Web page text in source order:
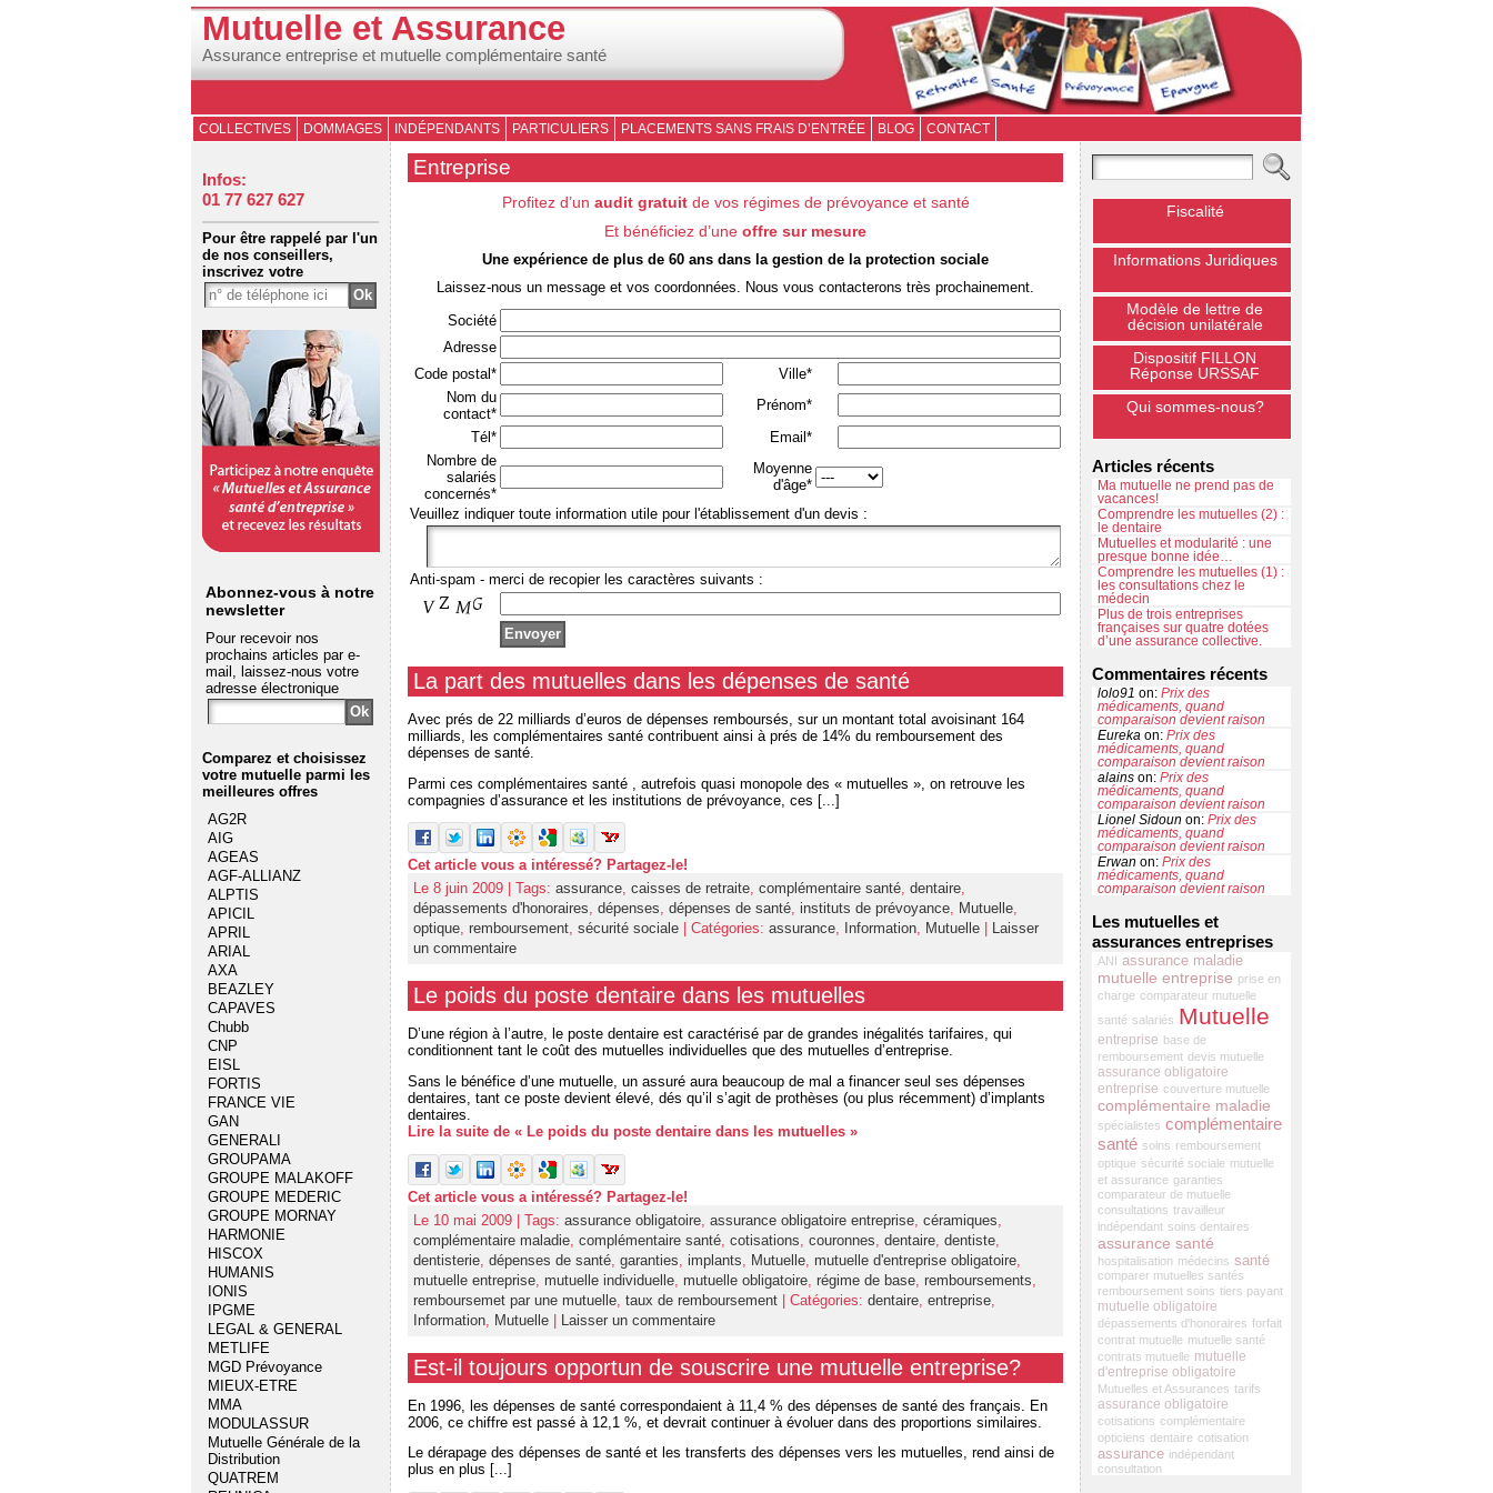
Mutuelle et Assurance
Assurance entreprise et mutuelle complémentaire santé
COLLECTIVES DOMMAGES INDÉPENDANTS PARTICULIERS PLACEMENTS SANS FRAIS D’ENTRÉE BLOG CONTACT
Infos:
01 77 627 627
Pour être rappelé par l'un
de nos conseillers,
inscrivez votre
Abonnez-vous à notre
newsletter
Pour recevoir nos
prochains articles par e-
mail, laissez-nous votre
adresse électronique
Comparez et choisissez
votre mutuelle parmi les
meilleures offres
AG2R
AIG
AGEAS
AGF-ALLIANZ
ALPTIS
APICIL
APRIL
ARIAL
AXA
BEAZLEY
CAPAVES
Chubb
CNP
EISL
FORTIS
FRANCE VIE
GAN
GENERALI
GROUPAMA
GROUPE MALAKOFF
GROUPE MEDERIC
GROUPE MORNAY
HARMONIE
HISCOX
HUMANIS
IONIS
IPGME
LEGAL & GENERAL
METLIFE
MGD Prévoyance
MIEUX-ETRE
MMA
MODULASSUR
Mutuelle Générale de la
Distribution
QUATREM
Entreprise
Profitez d’un audit gratuitde vos régimes de prévoyance et santé
Et bénéficiez d’une offre sur mesure
Une expérience de plus de 60 ans dans la gestion de la protection sociale
Laissez-nous un message et vos coordonnées. Nous vous contacterons très prochainement.
Société
Adresse
Code postal*
Ville*
Nom du
contact*
Prénom*
Tél*
Email*
Nombre de
salariés
concernés*
Moyenne
d'âge*
Veuillez indiquer toute information utile pour l'établissement d'un devis :
Anti-spam - merci de recopier les caractères suivants :
La part des mutuelles dans les dépenses de santé
Avec prés de 22 milliards d’euros de dépenses remboursés, sur un montant total avoisinant 164
milliards, les complémentaires santé contribuent ainsi à prés de 14% du remboursement des
dépenses de santé.
Parmi ces complémentaires santé , autrefois quasi monopole des « mutuelles », on retrouve les
compagnies d’assurance et les institutions de prévoyance, ces [...]
Cet article vous a intéressé? Partagez-le!
Le 8 juin 2009 | Tags: assurance, caisses de retraite, complémentaire santé, dentaire,
dépassements d'honoraires, dépenses, dépenses de santé, instituts de prévoyance, Mutuelle,
optique, remboursement, sécurité sociale | Catégories: assurance, Information, Mutuelle
Laisser
un commentaire
Le poids du poste dentaire dans les mutuelles
D’une région à l’autre, le poste dentaire est caractérisé par de grandes inégalités tarifaires, qui
conditionnent tant le coût des mutuelles individuelles que des mutuelles d’entreprise.
Sans le bénéfice d’une mutuelle, un assuré aura beaucoup de mal a financer seul ses dépenses
dentaires, tant ce poste devient élevé, dés qu’il s’agit de prothèses (ou plus récemment) d’implants
dentaires.
Lire la suite de « Le poids du poste dentaire dans les mutuelles »
Cet article vous a intéressé? Partagez-le!
Le 10 mai 2009 | Tags: assurance obligatoire assurance obligatoire entreprise céramiques
complémentaire maladie complémentaire santé cotisations couronnes dentaire dentiste
dentisterie dépenses de santé garanties implants Mutuelle mutuelle d'entreprise obligatoire
mutuelle entreprise mutuelle individuelle mutuelle obligatoire régime de base remboursements
remboursemet par une mutuelle taux de remboursement | Catégories: dentaire entreprise
Information
Mutuelle Laisser un commentaire
Est-il toujours opportun de souscrire une mutuelle entreprise?
En 1996, les dépenses de santé correspondaient à 11,4 % des dépenses de santé des français. En
2006, ce chiffre est passé à 12,1 %, et devrait continuer à évoluer dans des proportions similaires.
Le dérapage des dépenses de santé et les transferts des dépenses vers les mutuelles, rend ainsi de
plus en plus [...]
Fiscalité
Informations Juridiques
Modèle de lettre de
décision unilatérale
Dispositif FILLON
Réponse URSSAF
Qui sommes-nous?
Articles récents
Ma mutuelle ne prend pas de
vacances!
Comprendre les mutuelles (2) :
le dentaire
Mutuelles et modularité : une
presque bonne idée…
Comprendre les mutuelles (1) :
les consultations chez le
médecin
Plus de trois entreprises
françaises sur quatre dotées
d’une assurance collective.
Commentaires récents
lolo91 on: Prix des
médicaments, quand
comparaison devient raison
Eureka on: Prix des
médicaments, quand
comparaison devient raison
alains on: Prix des
médicaments, quand
comparaison devient raison
Lionel Sidoun on: Prix des
médicaments, quand
comparaison devient raison
Erwan on: Prix des
médicaments, quand
comparaison devient raison
Les mutuelles et
assurances entreprises
ANI assurance maladie
mutuelle entreprise prise en
charge comparateur mutuelle
santé salariés Mutuelle
entreprise base de
remboursement devis mutuelle
assurance obligatoire
entreprise couverture mutuelle
complémentaire maladie
spécialistes complémentaire
santé soins remboursement
optique sécurité sociale mutuelle
et assurance garanties
comparateur de mutuelle
consultations travailleur
indépendant soins dentaires
assurance santé
hospitalisation médecins santé
comparer mutuelles santés
remboursement soins tiers payant
mutuelle obligatoire
dépassements d'honoraires forfait
contrat mutuelle mutuelle santé
contrats mutuelle mutuelle
d'entreprise obligatoire
Mutuelles et Assurances tarifs
assurance obligatoire
cotisations complémentaire
opticiens dentaire cotisation
assurance indépendant
consultation